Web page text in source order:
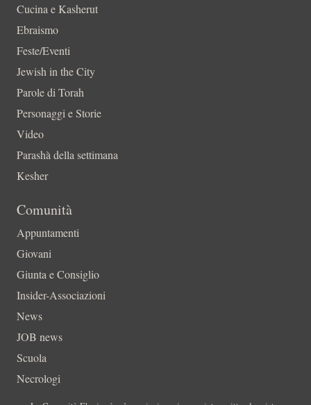
Cucina e Kasherut
Ebraismo
Feste/Eventi
Jewish in the City
Parole di Torah
Personaggi e Storie
Video
Parashà della settimana
Kesher
Comunità
Appuntamenti
Giovani
Giunta e Consiglio
Insider-Associazioni
News
JOB news
Scuola
Necrologi